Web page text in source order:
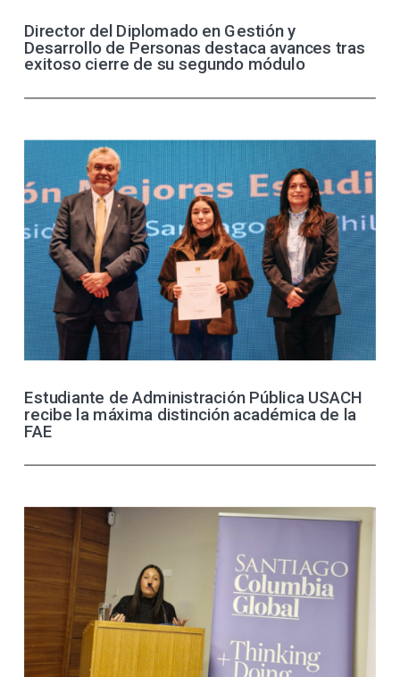
Director del Diplomado en Gestión y
Desarrollo de Personas destaca avances tras
exitoso cierre de su segundo módulo
Estudiante de Administración Pública USACH
recibe la máxima distinción académica de la
FAE